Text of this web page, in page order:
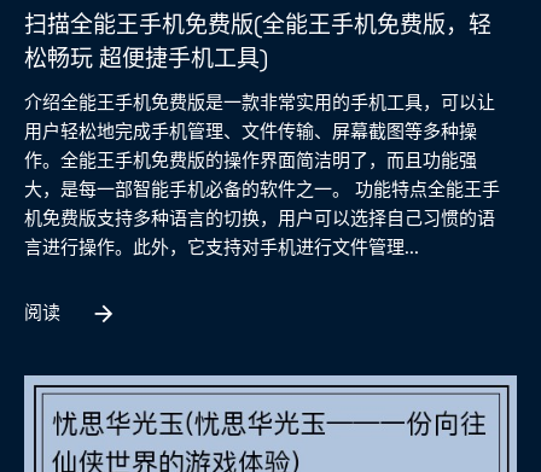
扫描全能王手机免费版(全能王手机免费版，轻
松畅玩 超便捷手机工具)
介绍全能王手机免费版是一款非常实用的手机工具，可以让
用户轻松地完成手机管理、文件传输、屏幕截图等多种操
作。全能王手机免费版的操作界面简洁明了，而且功能强
大，是每一部智能手机必备的软件之一。 功能特点全能王手
机免费版支持多种语言的切换，用户可以选择自己习惯的语
言进行操作。此外，它支持对手机进行文件管理...
阅读